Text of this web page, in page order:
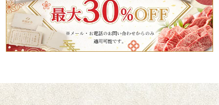
黒毛和牛焼肉セット頂（400g）＆黒毛和牛ハンバーグ（160g×4
個）、黒毛和牛肩ロースすき焼き肉（800g）、黒毛和牛サーロイン
ステーキ（200g×4枚）、黒毛和牛ヒレステーキ（140g×4枚）、
黒毛和牛バラすき焼き肉1,200g